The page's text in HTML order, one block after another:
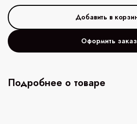
Оформить заказ
Подробнее о товаре